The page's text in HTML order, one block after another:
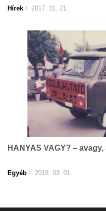
Hírek 2017. 11. 21.
HANYAS VAGY? –
Egyéb 2018. 03. 01.